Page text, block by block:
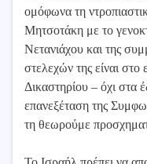
ομόφωνα τη
Μητσοτάκη με το
Νετανιάχου και της
στελεχών της είναι στο
Δικαστηρίου – όχι στα
επανεξέταση της
τη θεωρούμε